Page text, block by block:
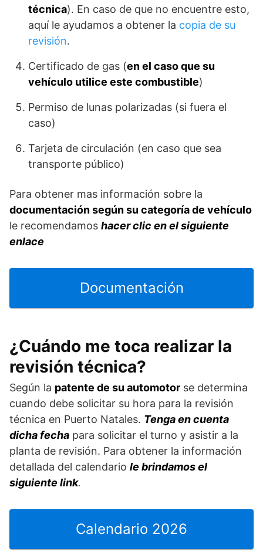
técnica). En caso de que no encuentre esto,
aquí le ayudamos a obtener la copia de su
revisión.
Certificado de gas (en el caso que su
vehículo utilice este combustible)
Permiso de lunas polarizadas (si fuera el
caso)
Tarjeta de circulación (en caso que sea
transporte público)
Para obtener mas información sobre la
documentación según su categoría de vehículo
le recomendamos hacer clic en el siguiente
enlace
Documentación
¿Cuándo me toca realizar la
revisión técnica?
Según la patente de su automotor se determina
cuando debe solicitar su hora para la revisión
técnica en Puerto Natales. Tenga en cuenta
dicha fecha para solicitar el turno y asistir a la
planta de revisión. Para obtener la información
detallada del calendario le brindamos el
siguiente link.
Calendario 2026